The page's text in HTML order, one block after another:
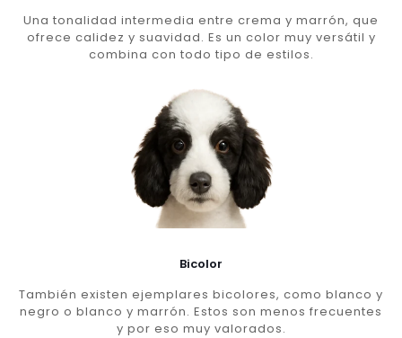
Una tonalidad intermedia entre crema y marrón, que
ofrece calidez y suavidad. Es un color muy versátil y
combina con todo tipo de estilos.
Bicolor
También existen ejemplares bicolores, como blanco y
negro o blanco y marrón. Estos son menos frecuentes
y por eso muy valorados.